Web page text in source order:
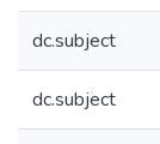
dc.subject
dc.subject